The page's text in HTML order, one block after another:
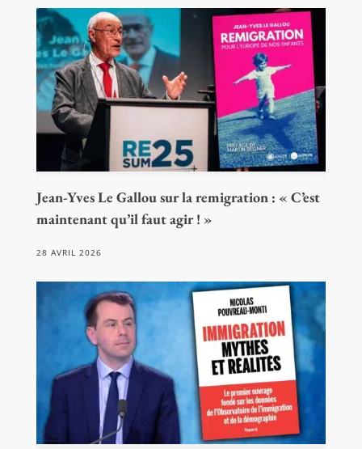
Jean-Yves Le Gallou sur la remigration : « C’est
maintenant qu’il faut agir ! »
28 AVRIL 2026